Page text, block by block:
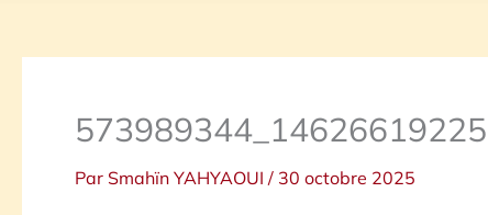
Par Smahïn YAHYAOUI / 30 octobre 2025